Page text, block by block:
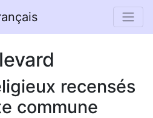
recensés
commune